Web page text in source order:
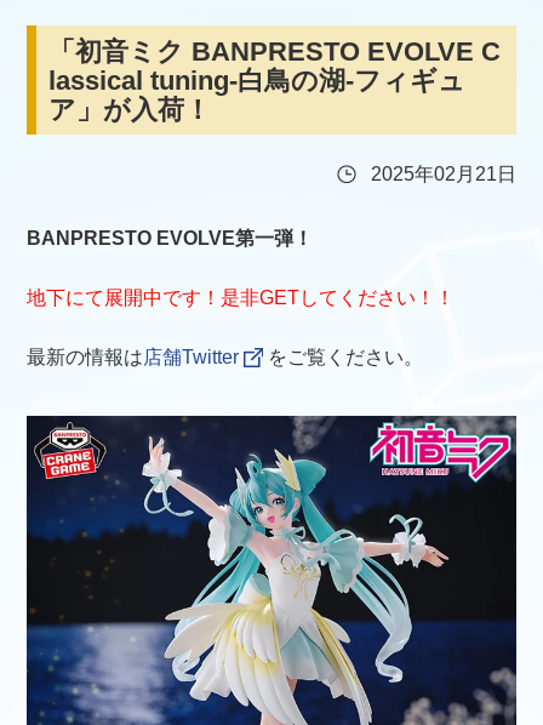
「初音ミク BANPRESTO EVOLVE C
lassical tuning-白鳥の湖-フィギュ
ア」が入荷！
2025年02月21日
BANPRESTO EVOLVE第一弾！
地下にて展開中です！是非GETしてください！！
最新の情報は店舗Twitter をご覧ください。